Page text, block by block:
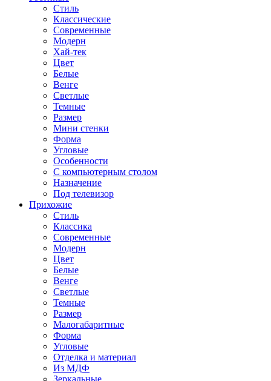
Стиль
Классические
Современные
Модерн
Хай-тек
Цвет
Белые
Венге
Светлые
Темные
Размер
Мини стенки
Форма
Угловые
Особенности
С компьютерным столом
Назначение
Под телевизор
Прихожие
Стиль
Классика
Современные
Модерн
Цвет
Белые
Венге
Светлые
Темные
Размер
Малогабаритные
Форма
Угловые
Отделка и материал
Из МДФ
Зеркальные